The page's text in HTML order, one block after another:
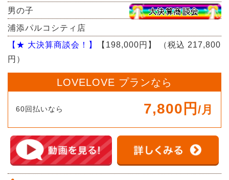
男の子
浦添パルコシティ店
【★ 大決算商談会！】
【198,000円】
（税込 217,800
円）
LOVELOVE プランなら
60回払いなら 7,800円 /月